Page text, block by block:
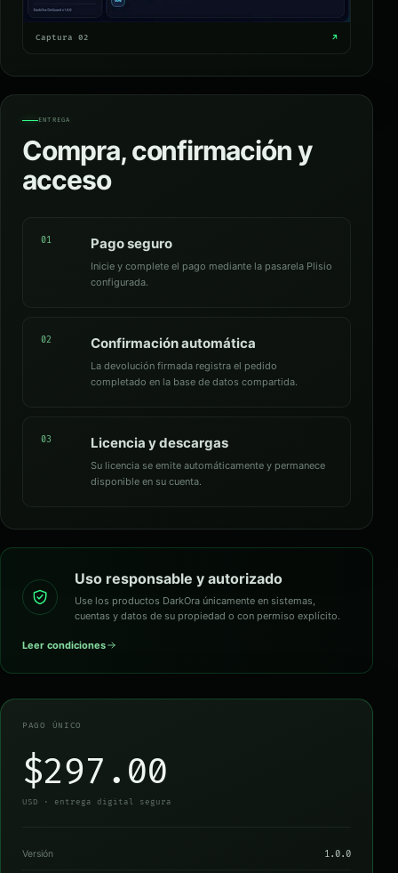
Captura 02 ↗
ENTREGA
Compra, confirmación y
acceso
01 Pago seguro
Inicie y complete el pago mediante la pasarela Plisio
configurada.
02 Confirmación automática
La devolución firmada registra el pedido
completado en la base de datos compartida.
03 Licencia y descargas
Su licencia se emite automáticamente y permanece
disponible en su cuenta.
Uso responsable y autorizado
Use los productos DarkOra únicamente en sistemas,
cuentas y datos de su propiedad o con permiso explícito.
Leer condiciones
PAGO ÚNICO
$297.00
USD · entrega digital segura
Versión 1.0.0